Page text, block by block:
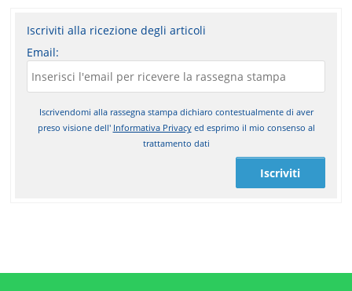
Iscriviti alla ricezione degli articoli
Email:
Iscrivendomi alla rassegna stampa dichiaro contestualmente di aver
preso visione dell' Informativa Privacyed esprimo il mio consenso al
trattamento dati
Iscriviti